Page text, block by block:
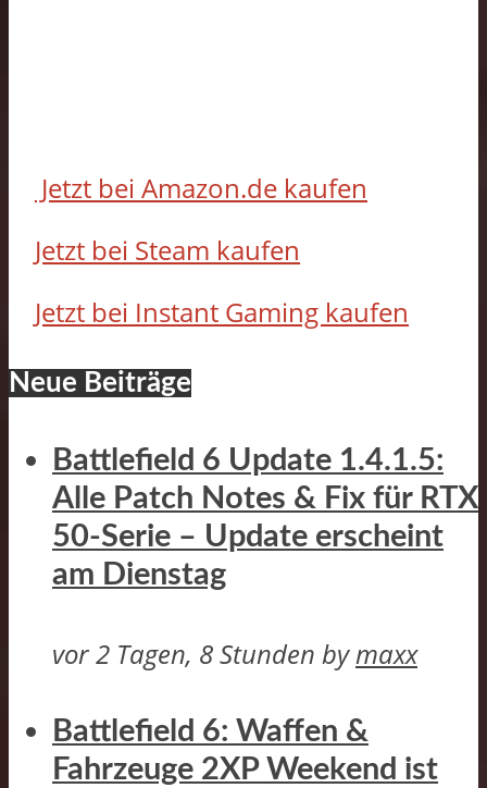
Jetzt bei Amazon.de kaufen
Jetzt bei Steam kaufen
Jetzt bei Instant Gaming kaufen
Neue Beiträge
Battlefield 6 Update 1.4.1.5:
Alle Patch Notes & Fix für RTX
50-Serie – Update erscheint
am Dienstag
vor 2 Tagen, 8 Stunden bymaxx
Battlefield 6: Waffen &
Fahrzeuge 2XP Weekend ist